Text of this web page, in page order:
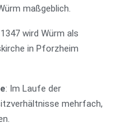
maßgeblich.
wird Würm als
in Pforzheim
: Im Laufe der
mehrfach,